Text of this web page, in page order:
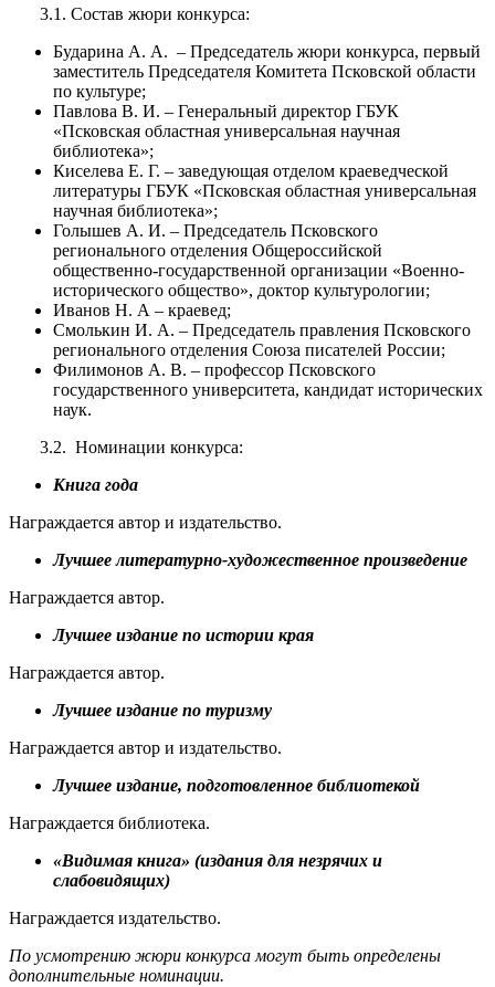
3.1. Состав жюри конкурса:
Бударина А. А. – Председатель жюри конкурса, первый
заместитель Председателя Комитета Псковской области
по культуре;
Павлова В. И. – Генеральный директор ГБУК
«Псковская областная универсальная научная
библиотека»;
Киселева Е. Г. – заведующая отделом краеведческой
литературы ГБУК «Псковская областная универсальная
научная библиотека»;
Голышев А. И. – Председатель Псковского
регионального отделения Общероссийской
общественно-государственной организации «Военно-
исторического общество», доктор культурологии;
Иванов Н. А – краевед;
Смолькин И. А. – Председатель правления Псковского
регионального отделения Союза писателей России;
Филимонов А. В. – профессор Псковского
государственного университета, кандидат исторических
наук.
3.2. Номинации конкурса:
Книга года
Награждается автор и издательство.
Лучшее литературно-художественное произведение
Награждается автор.
Лучшее издание по истории края
Награждается автор.
Лучшее издание по туризму
Награждается автор и издательство.
Лучшее издание, подготовленное библиотекой
Награждается библиотека.
«Видимая книга» (издания для незрячих и
слабовидящих)
Награждается издательство.
По усмотрению жюри конкурса могут быть определены
дополнительные номинации.